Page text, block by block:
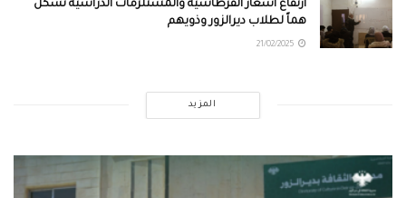
ارتفاع أسعار القرطاسية والمستلزمات الدراسية تشكل
هماً لطلاب ديرالزور وذويهم
المزيد